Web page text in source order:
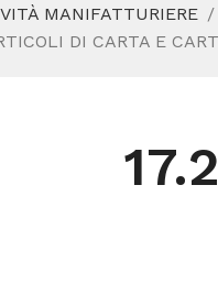
MANIFATTURIERE
DI CARTA E